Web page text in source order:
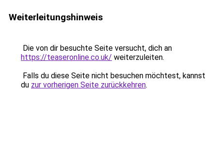
Weiterleitungshinweis
Die von dir besuchte Seite versucht, dich an
https://teaseronline.co.uk/ weiterzuleiten.
Falls du diese Seite nicht besuchen möchtest, kannst
du zur vorherigen Seite zurückkehren.